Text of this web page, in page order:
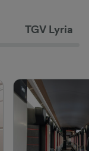
TGV Lyria